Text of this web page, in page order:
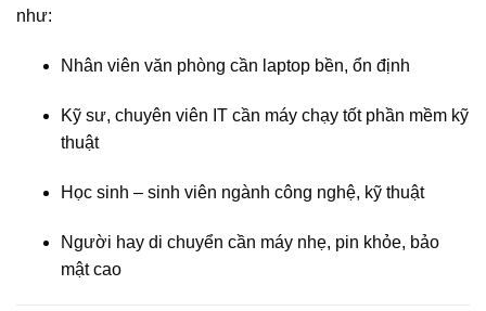
như:
Nhân viên văn phòng cần laptop bền, ổn định
Kỹ sư, chuyên viên IT cần máy chạy tốt phần mềm kỹ
thuật
Học sinh – sinh viên ngành công nghệ, kỹ thuật
Người hay di chuyển cần máy nhẹ, pin khỏe, bảo
mật cao